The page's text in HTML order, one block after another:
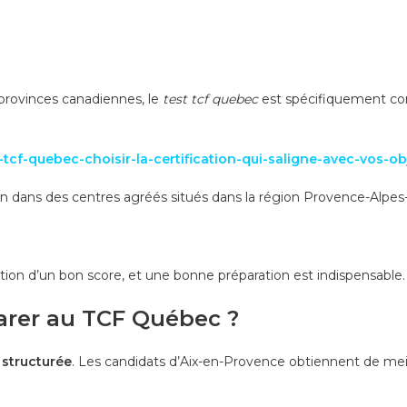
canadiennes, le test tcf quebecest spécifiquement
quebec-choisir-la-certification-qui-saligne-avec-vos-
des centres agréés situés dans la région Provence-
d’un bon score, et une bonne préparation est indispensable.
au TCF Québec ?
. Les candidats d’Aix-en-Provence obtiennent de